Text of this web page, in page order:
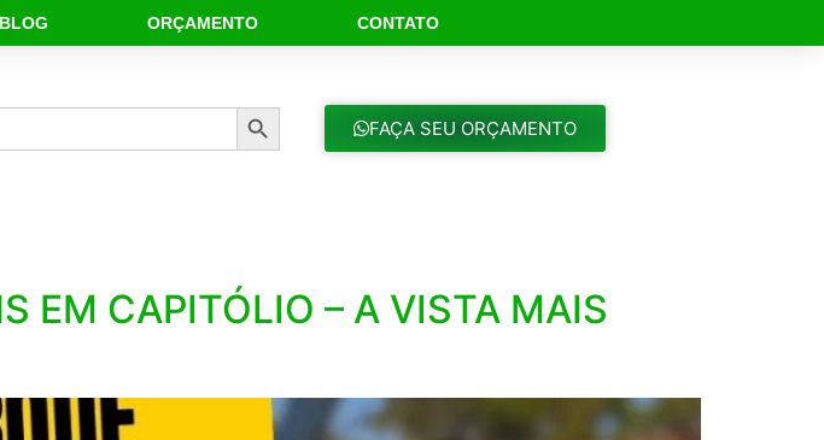
BLOG ORÇAMENTO CONTATO
Search Button
FAÇA SEU ORÇAMENTO
EM CAPITÓLIO – A VISTA MAIS